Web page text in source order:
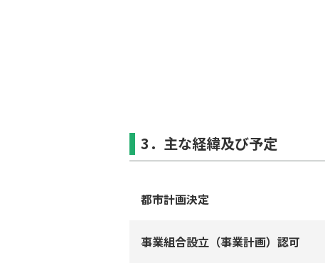
3．主な経緯及び予定
都市計画決定
事業組合設⽴（事業計画）認可